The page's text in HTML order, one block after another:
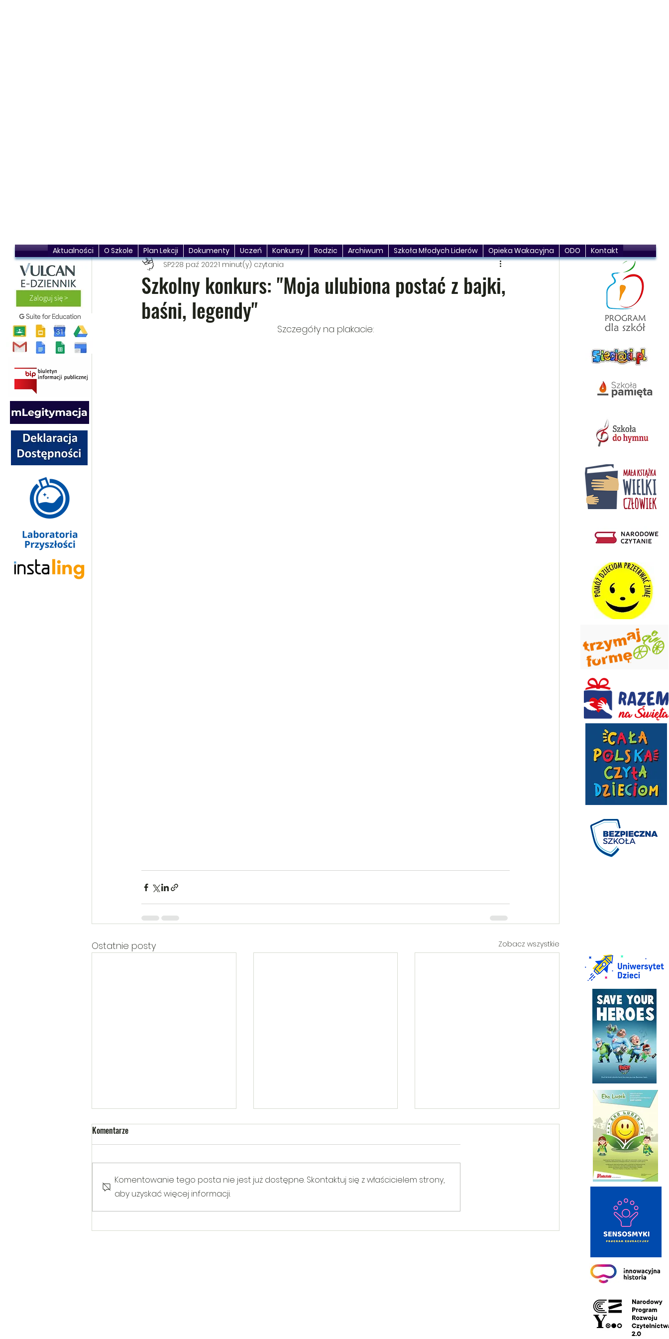
Szkolny konkurs: "Moja ulubiona postać z bajki,
baśni, legendy"
SP228 paź 20221 minut(y) czytania
Szczegóły na plakacie:
Ostatnie posty Zobacz wszystkie
Warsztaty poruszające temat
V Gminny Turniej Szachowy o
Egzamin praktyczny na kartę
Komentarze
Komentowanie tego posta nie jest już dostępne. Skontaktuj się z właścicielem strony,
aby uzyskać więcej informacji.
Aktualności O Szkole Plan Lekcji Dokumenty Uczeń Konkursy Rodzic Archiwum Szkoła Młodych Liderów Opieka Wakacyjna ODO Kontakt